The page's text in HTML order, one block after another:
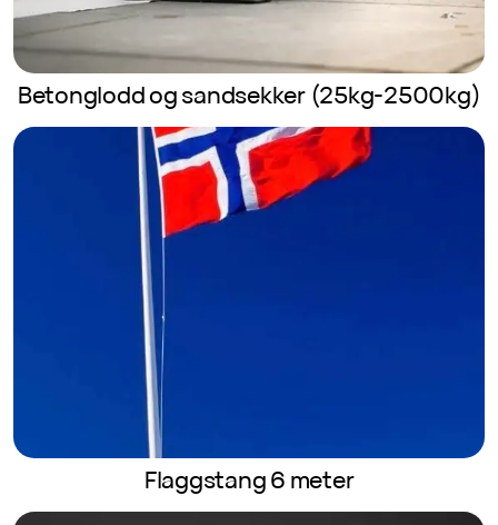
Betonglodd og sandsekker (25kg-2500kg)
Flaggstang 6 meter